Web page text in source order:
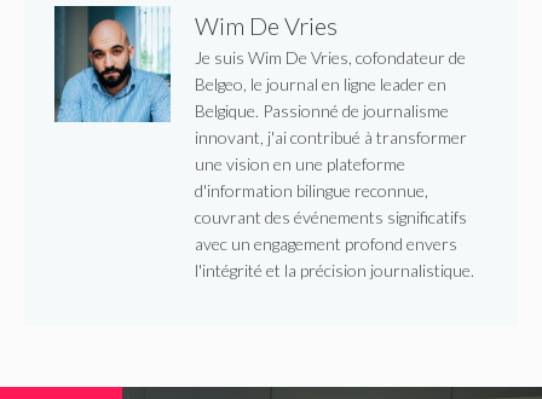
Wim De Vries
Je suis Wim De Vries, cofondateur de
Belgeo, le journal en ligne leader en
Belgique. Passionné de journalisme
innovant, j'ai contribué à transformer
une vision en une plateforme
d'information bilingue reconnue,
couvrant des événements significatifs
avec un engagement profond envers
l'intégrité et la précision journalistique.